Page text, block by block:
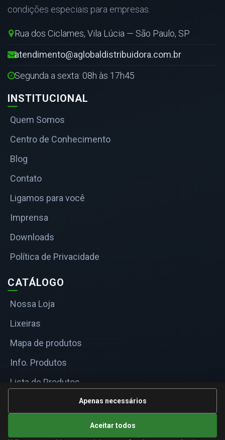
condições especiais para empresas.
Rua dos Ciclames, Vila Lúcia — São Paulo, SP
atendimento@aglobaldistribuidora.com.br
Segunda a sexta: 08h às 17h45
INSTITUCIONAL
Quem Somos
Centro de Conhecimento
Blog
Contato
Ligamos para você
Imprensa
Downloads
Política de Privacidade
CATÁLOGO
Nossa Loja
Lixeiras
Mapa de produtos
Info. Produtos
Lista de Produtos
Informações TécnicasApenas necessários
Aceitar todos